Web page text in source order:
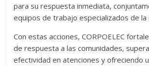
para su respuesta inmediata,
equipos de trabajo especializados de
Con estas acciones, CORPOELEC
de respuesta a las comunidades,
efectividad en atenciones y ofreciendo